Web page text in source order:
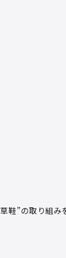
鞋”の取り組み